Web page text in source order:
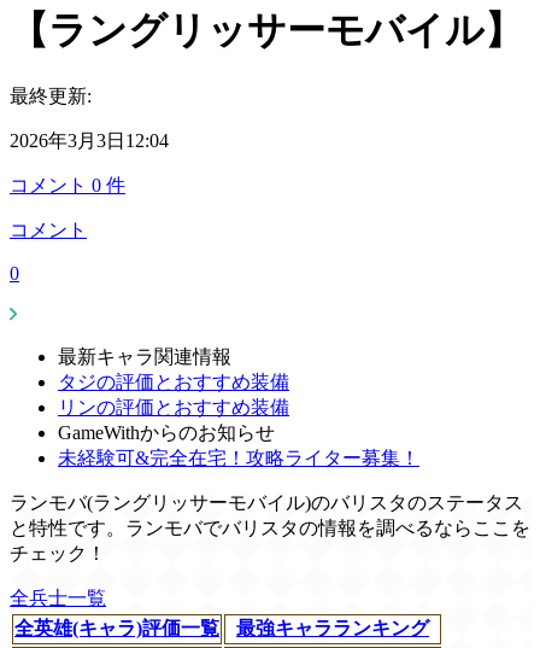
【ラングリッサーモバイル】
最終更新:
2026年3月3日12:04
コメント 0 件
コメント
0
最新キャラ関連情報
タジの評価とおすすめ装備
リンの評価とおすすめ装備
GameWithからのお知らせ
未経験可&完全在宅！攻略ライター募集！
ランモバ(ラングリッサーモバイル)のバリスタのステータス
と特性です。ランモバでバリスタの情報を調べるならここを
チェック！
全兵士一覧
全英雄(キャラ)評価一覧
最強キャラランキング